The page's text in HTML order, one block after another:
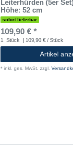
Leiterhürden (5er
Höhe: 52 cm
sofort lieferbar
109,90 € *
1 Stück | 109,90 € / Stück
Artikel
* inkl. ges. MwSt. zzgl.